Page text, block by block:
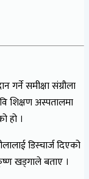
गर्ने समीक्षा संग्रौला
शिक्षण अस्पतालमा
हो ।
डिस्चार्ज दिएको
खड्गाले बताए ।